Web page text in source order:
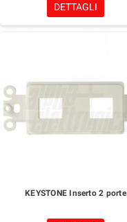
DETTAGLI
KEYSTONE Inserto 2 porte